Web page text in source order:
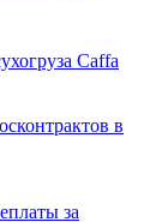
Caffa
в
за